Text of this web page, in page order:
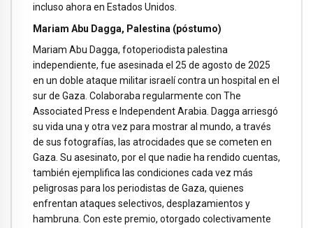
incluso ahora en Estados Unidos.
Mariam Abu Dagga, Palestina (póstumo)
Mariam Abu Dagga, fotoperiodista palestina
independiente, fue asesinada el 25 de agosto de 2025
en un doble ataque militar israelí contra un hospital en el
sur de Gaza. Colaboraba regularmente con The
Associated Press e Independent Arabia. Dagga arriesgó
su vida una y otra vez para mostrar al mundo, a través
de sus fotografías, las atrocidades que se cometen en
Gaza. Su asesinato, por el que nadie ha rendido cuentas,
también ejemplifica las condiciones cada vez más
peligrosas para los periodistas de Gaza, quienes
enfrentan ataques selectivos, desplazamientos y
hambruna. Con este premio, otorgado colectivamente